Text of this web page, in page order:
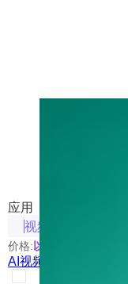
应用
视频相关
价格:以具体使用的模型
AI视频深度翻译